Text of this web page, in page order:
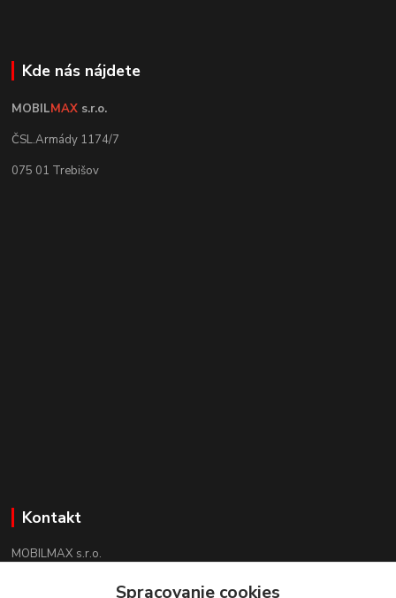
Kde nás nájdete
MOBILMAX s.r.o.
ČSL.Armády 1174/7
075 01 Trebišov
Kontakt
MOBILMAX s.r.o.
(Po-Pia 8:30 -17:30, So 09:00 - 12:30)Spracovanie cookies